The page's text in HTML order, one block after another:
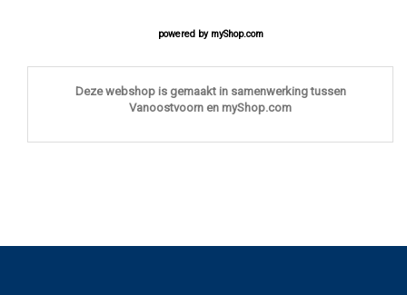
powered by myShop.com
Deze webshop is gemaakt in samenwerking tussen
Vanoostvoorn en myShop.com